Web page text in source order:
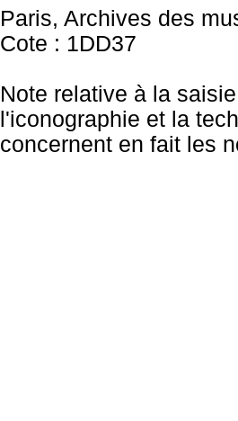
Paris, Archives des
Cote : 1DD37
Note relative à la
l'iconographie et la
concernent en fait les